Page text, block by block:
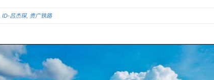
ID-吕杰琛, 贵广铁路